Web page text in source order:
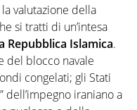
valutazione della
si tratti di un’intesa
Repubblica Islamica.
del blocco navale
congelati; gli Stati
dell’impegno iraniano a